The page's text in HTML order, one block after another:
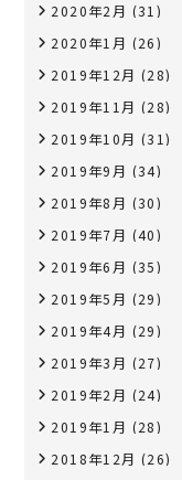
2020年2月 (31)
2020年1月 (26)
2019年12月 (28)
2019年11月 (28)
2019年10月 (31)
2019年9月 (34)
2019年8月 (30)
2019年7月 (40)
2019年6月 (35)
2019年5月 (29)
2019年4月 (29)
2019年3月 (27)
2019年2月 (24)
2019年1月 (28)
2018年12月 (26)